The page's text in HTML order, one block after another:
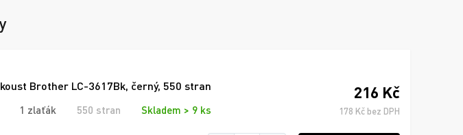
Brother LC-3617Bk, černý, 550 stran
1 zlaťák 550 stran Skladem > 9 ks
216 Kč
178 Kč bez DPH